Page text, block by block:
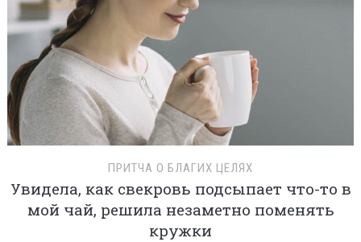
ПРИТЧА О БЛАГИХ ЦЕЛЯХ
Увидела, как свекровь подсыпает что-то в
мой чай, решила незаметно поменять
кружки